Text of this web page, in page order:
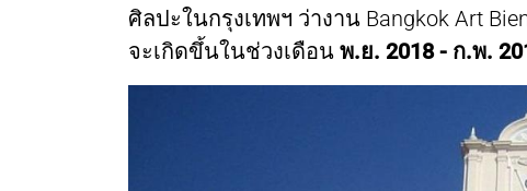
ศิลปะในกรุงเทพฯ ว่างาน Bangkok Art
จะเกิดขึ้นในช่วงเดือน พ.ย. 2018 - ก.พ.